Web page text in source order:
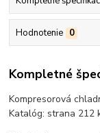
Hodnotenie 0
Kompletné
Kompresorová
Katalóg: strana 212